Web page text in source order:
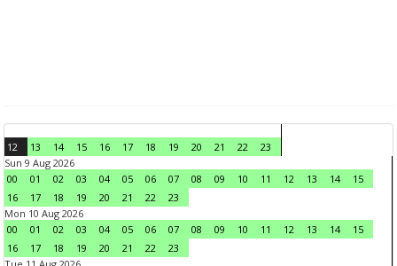
12 13 14 15 16 17 18 19 20 21 22
23
Sun 9 Aug 2026
00
01 02 03 04 05 06 07 08 09 10 11 12 13 14
15
16
17 18 19 20 21 22
23
Mon 10 Aug 2026
00
01 02 03 04 05 06 07 08 09 10 11 12 13 14
15
16
17 18 19 20 21 22
23